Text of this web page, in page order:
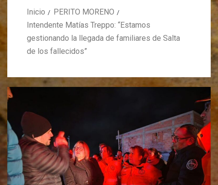
Inicio
PERITO MORENO
Intendente Matías Treppo: “Estamos
gestionando la llegada de familiares de Salta
de los fallecidos”